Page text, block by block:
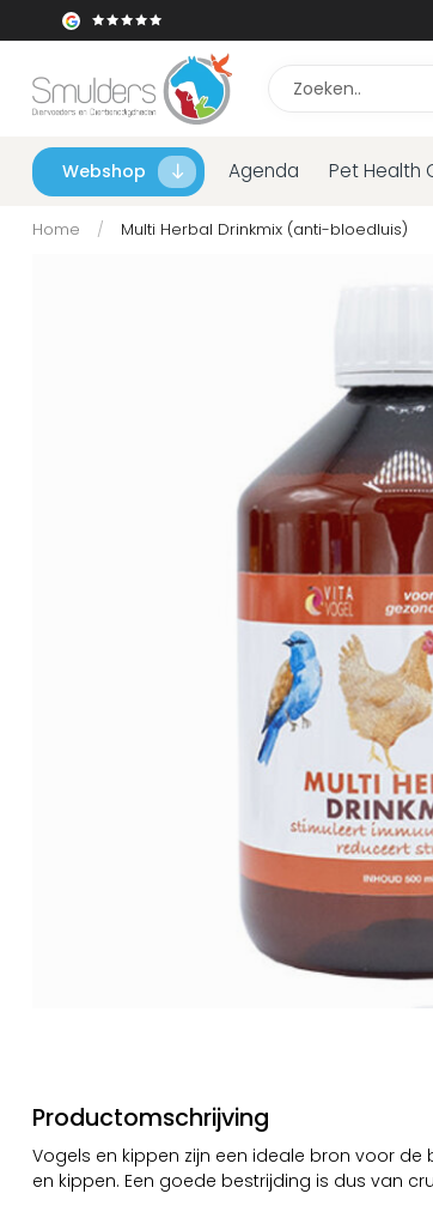
Webshop Agenda Pet Health
Home / Multi Herbal Drinkmix (anti-bloedluis)
Productomschrijving
Vogels en kippen zijn een ideale bron voor
en kippen. Een goede bestrijding is dus van